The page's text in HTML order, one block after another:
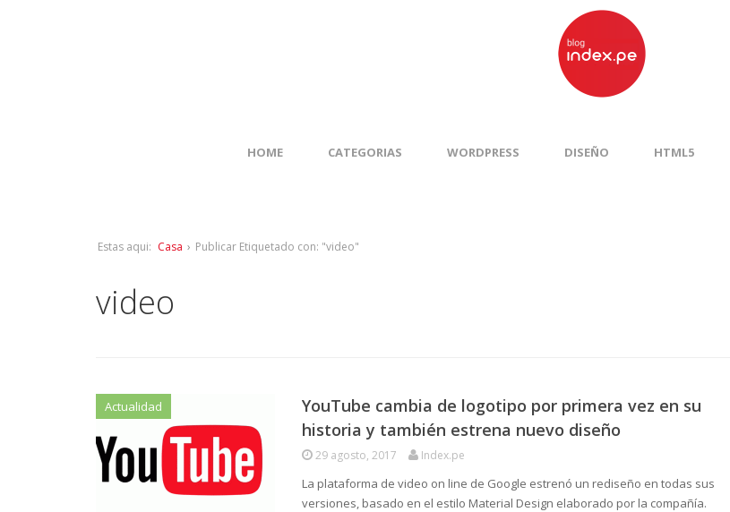
HOME CATEGORIAS WORDPRESS DISEÑO HTML5
Estas aqui: Casa › Publicar Etiquetado con: "video"
video
Actualidad
YouTube cambia de logotipo por primera vez en su
historia y también estrena nuevo diseño
29 agosto, 2017 Index.pe
La plataforma de video on line de Google estrenó un rediseño en todas sus
versiones, basado en el estilo Material Design elaborado por la compañía.